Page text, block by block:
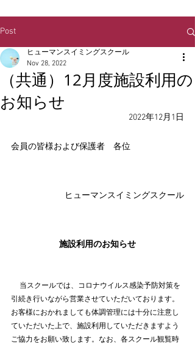
Post
（共通）12月度施設利用の
お知らせ
ヒューマンスイミングスクール
Nov 28, 2022
2022年12月1日
会員の皆様および保護者　各位
ヒューマンスイミングスクール
施設利用のお知らせ
当スクールでは、コロナウイルス感染予防対策を
引続き行いながら営業させていただいております。
お客様におかれましても体調管理には十分に注意し
ていただいた上で、施設利用していただきますよう
ご協力をお願い致します。なお、各スクール観覧時